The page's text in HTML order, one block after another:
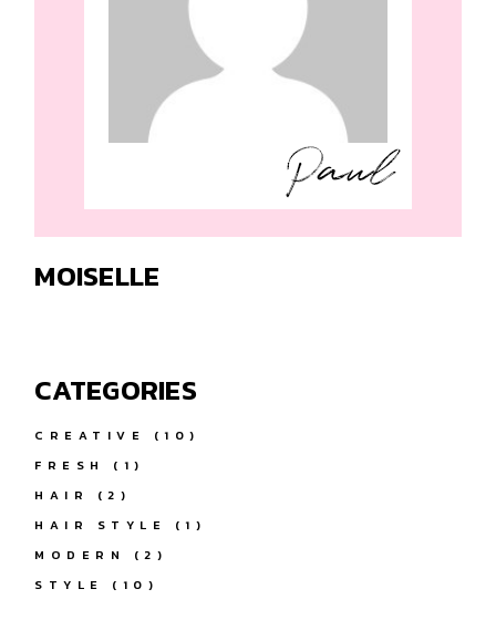
MOISELLE
CATEGORIES
CREATIVE
(10)
FRESH
(1)
HAIR
(2)
HAIR STYLE
(1)
MODERN
(2)
STYLE
(10)